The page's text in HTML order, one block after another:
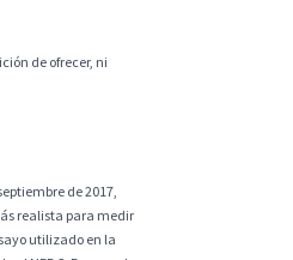
de ofrecer, ni
de 2017,
realista para medir
utilizado en la